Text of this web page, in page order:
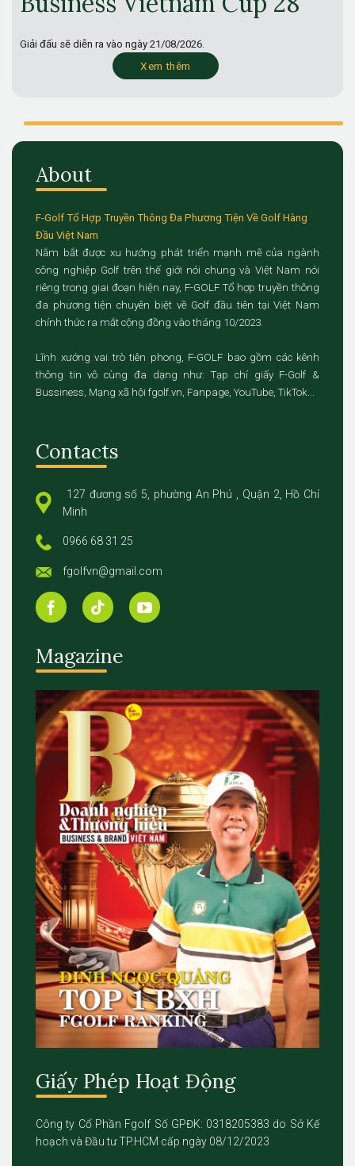
Giải đấu sẽ diễn ra vào ngày 21/08/2026.
Xem thêm
About
F-Golf Tổ Hợp Truyền Thông Đa Phương Tiện Về Golf Hàng
Đầu Việt Nam
Nắm bắt được xu hướng phát triển mạnh mẽ của ngành
công nghiệp Golf trên thế giới nói chung và Việt Nam nói
riêng trong giai đoạn hiện nay, F-GOLF Tổ hợp truyền thông
đa phương tiện chuyên biệt về Golf đầu tiên tại Việt Nam
chính thức ra mắt cộng đồng vào tháng 10/2023.
Lĩnh xướng vai trò tiên phong, F-GOLF bao gồm các kênh
thông tin vô cùng đa dạng như: Tạp chí giấy F-Golf &
Bussiness, Mạng xã hội fgolf.vn, Fanpage, YouTube, TikTok...
Contacts
127 đương số 5, phường An Phú , Quận 2, Hồ Chí
Minh
0966 68 31 25
fgolfvn@gmail.com
Magazine
Giấy Phép Hoạt Động
Công ty Cổ Phần Fgolf Số GPĐK: 0318205383 do Sở Kế
hoạch và Đầu tư TP.HCM cấp ngày 08/12/2023